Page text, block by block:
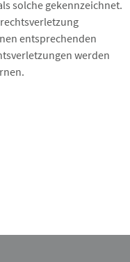
solche gekennzeichnet.
entsprechenden
werden